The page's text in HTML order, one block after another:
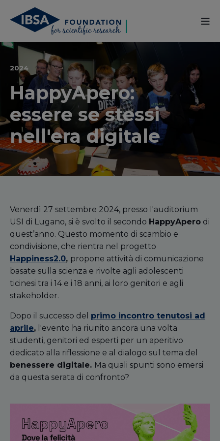
2024
HappyApero:
essere se stessi
nell'era digitale
Venerdì 27 settembre 2024, presso l'auditorium
USI di Lugano, si è svolto il secondo HappyApero di
quest’anno. Questo momento di scambio e
condivisione, che rientra nel progetto
Happiness2.0, propone attività di comunicazione
basate sulla scienza e rivolte agli adolescenti
ticinesi tra i 14 e i 18 anni, ai loro genitori e agli
stakeholder.
Dopo il successo del primo incontro tenutosi ad
aprile, l'evento ha riunito ancora una volta
studenti, genitori ed esperti per un aperitivo
dedicato alla riflessione e al dialogo sul tema del
benessere digitale. Ma quali spunti sono emersi
da questa serata di confronto?